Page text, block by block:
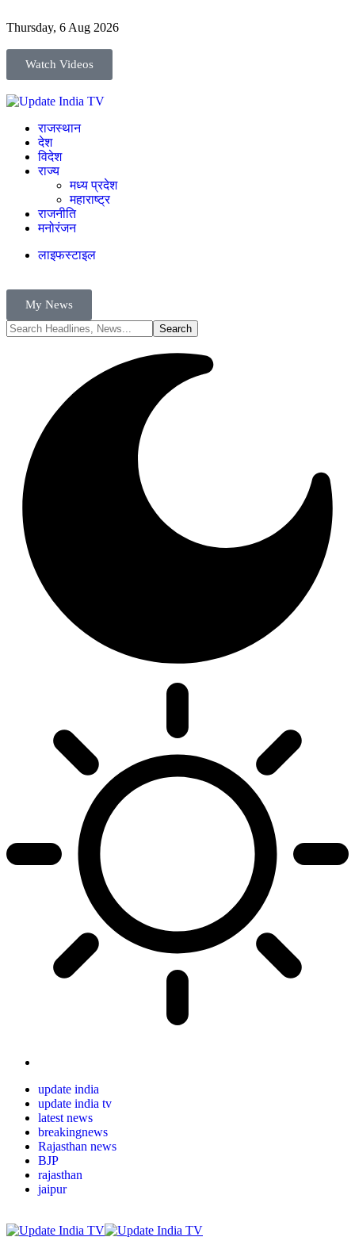
Thursday, 6 Aug 2026
Watch Videos
राजस्थान
देश
विदेश
राज्य
मध्य प्रदेश
महाराष्ट्र
राजनीति
मनोरंजन
लाइफस्टाइल
My News
update india
update india tv
latest news
breakingnews
Rajasthan news
BJP
rajasthan
jaipur